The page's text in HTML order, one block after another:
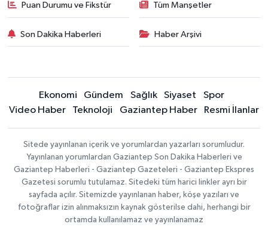
Puan Durumu ve Fikstür Tüm Manşetler
Son Dakika Haberleri Haber Arşivi
Ekonomi Gündem Sağlık Siyaset
Spor
Video Haber
Teknoloji Gaziantep Haber Resmi İlanlar
Sitede yayınlanan içerik ve yorumlardan yazarları sorumludur.
Yayınlanan yorumlardan Gaziantep Son Dakika Haberleri ve
Gaziantep Haberleri - Gaziantep Gazeteleri - Gaziantep Ekspres
Gazetesi sorumlu tutulamaz. Sitedeki tüm harici linkler ayrı bir
sayfada açılır. Sitemizde yayınlanan haber, köşe yazıları ve
fotoğraflar izin alınmaksızın kaynak gösterilse dahi, herhangi bir
ortamda kullanılamaz ve yayınlanamaz